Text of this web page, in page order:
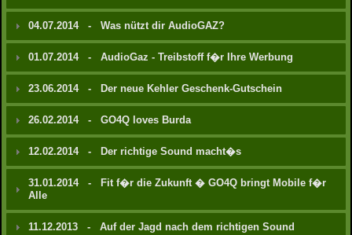
04.07.2014- Was nützt dir AudioGAZ?
01.07.2014- AudioGaz - Treibstoff f�r Ihre Werbung
23.06.2014- Der neue Kehler Geschenk-Gutschein
26.02.2014- GO4Q loves Burda
12.02.2014- Der richtige Sound macht�s
31.01.2014-
Fit f�r die Zukunft � GO4Q bringt Mobile f�r
Alle
11.12.2013- Auf der Jagd nach dem richtigen Sound